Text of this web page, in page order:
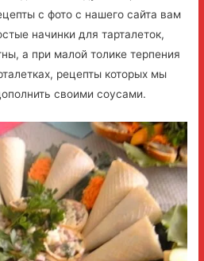
с фото с нашего сайта вам
начинки для тарталеток,
а при малой толике терпения
рецепты которых мы
своими соусами.